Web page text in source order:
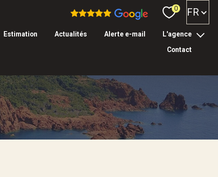
0 Langue
FR
estimation actualités alerte e-mail l'agence
contact